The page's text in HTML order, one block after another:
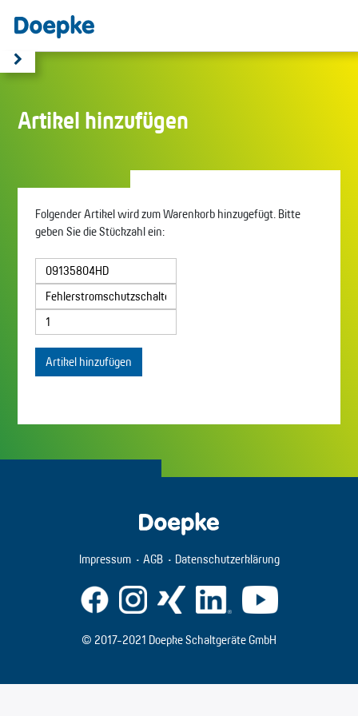
Artikel hinzufügen
Folgender Artikel wird zum Warenkorb hinzugefügt. Bitte
geben Sie die Stückzahl ein:
Artikel hinzufügen
Impressum AGB Datenschutzerklärung
© 2017-2021 Doepke Schaltgeräte GmbH